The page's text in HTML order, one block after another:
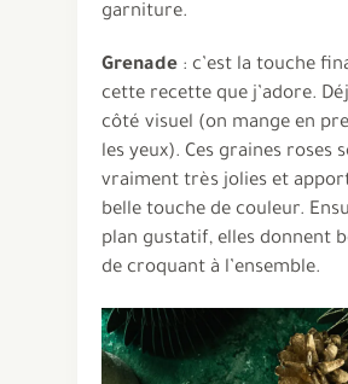
garniture.
Grenade : c’est la touche
cette recette que j’adore.
côté visuel (on mange en
les yeux). Ces graines roses
vraiment très jolies et
belle touche de couleur.
plan gustatif, elles donnent
de croquant à l’ensemble.